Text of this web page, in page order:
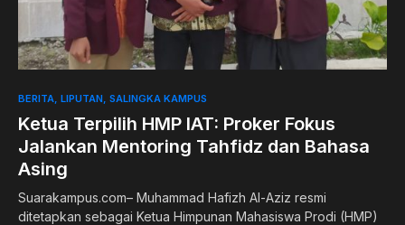
BERITA LIPUTAN SALINGKA KAMPUS
Ketua Terpilih HMP IAT: Proker Fokus
Jalankan Mentoring Tahfidz dan Bahasa
Asing
Suarakampus.com– Muhammad Hafizh Al-Aziz resmi
ditetapkan sebagai Ketua Himpunan Mahasiswa Prodi (HMP)